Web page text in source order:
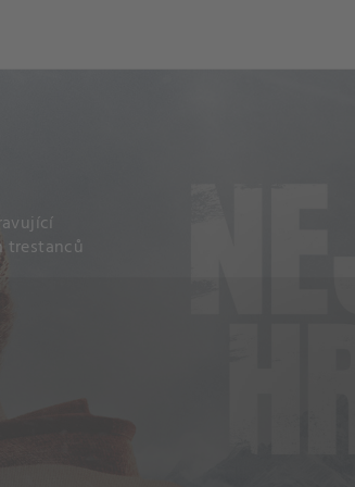
trestanců